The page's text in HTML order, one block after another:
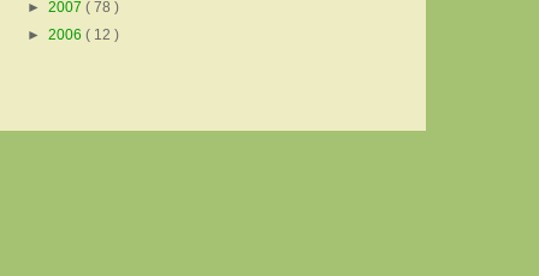
► 2007 ( 78 )
► 2006 ( 12 )